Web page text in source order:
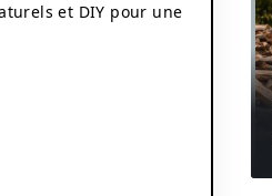
et DIY pour une